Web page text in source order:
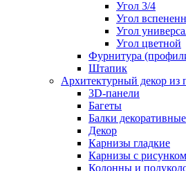
Угол 3/4
Угол
Угол
Угол цветной
Фурнитура
Штапик
Архитектурный декор из
3D-панели
Багеты
Балки декоративные
Декор
Карнизы гладкие
Карнизы с рисунком
Колонны и